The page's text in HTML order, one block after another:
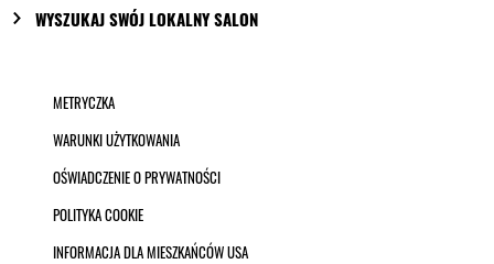
WYSZUKAJ SWÓJ LOKALNY SALON
METRYCZKA
WARUNKI UŻYTKOWANIA
OŚWIADCZENIE O PRYWATNOŚCI
POLITYKA COOKIE
INFORMACJA DLA MIESZKAŃCÓW USA